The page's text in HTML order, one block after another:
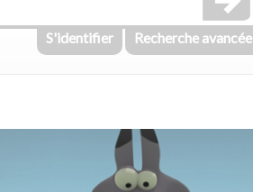
S'identifier Recherche avancée